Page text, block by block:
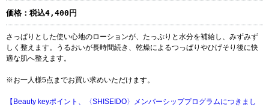
価格： 税込4,400円
さっぱりとした使い心地のローションが、たっぷりと水分を補給し、みずみず
しく整えます。うるおいが長時間続き、乾燥によるつっぱりやひげそり後に快
適な肌へ整えます。
※お一人様5点までお買い求めいただけます。
【Beauty keyポイント、〈SHISEIDO〉メンバーシッププログラムにつきまし